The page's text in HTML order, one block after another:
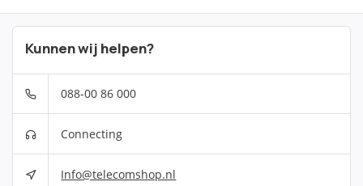
Kunnen wij helpen?
088-00 86 000
Connecting
Info@telecomshop.nl